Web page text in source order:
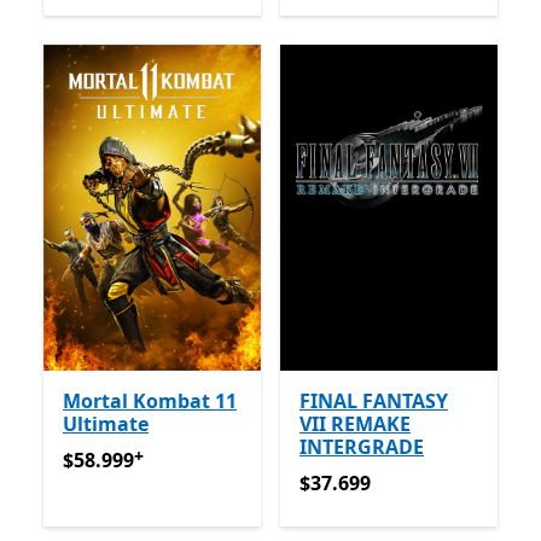
Mortal Kombat 11
Ultimate
$58.999Ofrece compras dentro de la aplicación
$58.999+
FINAL FANTASY
VII REMAKE
INTERGRADE
$37.699
$37.699